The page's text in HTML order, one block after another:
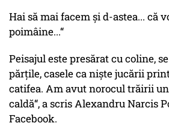
Hai să mai facem și d-astea... că
poimâine...“
Peisajul este presărat cu coline,
părțile, casele ca niște jucării
catifea. Am avut norocul trăirii
caldă“, a scris Alexandru Narcis
Facebook.